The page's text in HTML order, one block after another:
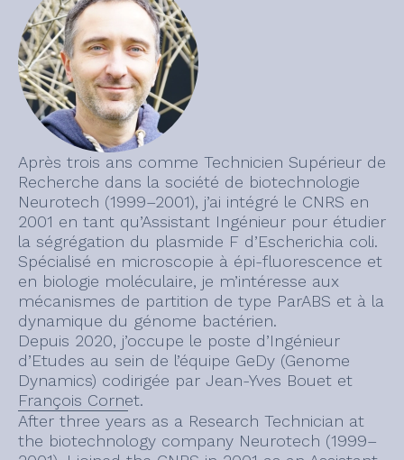
Après trois ans comme Technicien Supérieur de
Recherche dans la société de biotechnologie
Neurotech (1999–2001), j’ai intégré le CNRS en
2001 en tant qu’Assistant Ingénieur pour étudier
la ségrégation du plasmide F d’Escherichia coli.
Spécialisé en microscopie à épi-fluorescence et
en biologie moléculaire, je m’intéresse aux
mécanismes de partition de type ParABS et à la
dynamique du génome bactérien.
Depuis 2020, j’occupe le poste d’Ingénieur
d’Etudes au sein de l’équipe GeDy (Genome
Dynamics) codirigée par Jean-Yves Bouet et
François Cornet.
After three years as a Research Technician at
the biotechnology company Neurotech (1999–